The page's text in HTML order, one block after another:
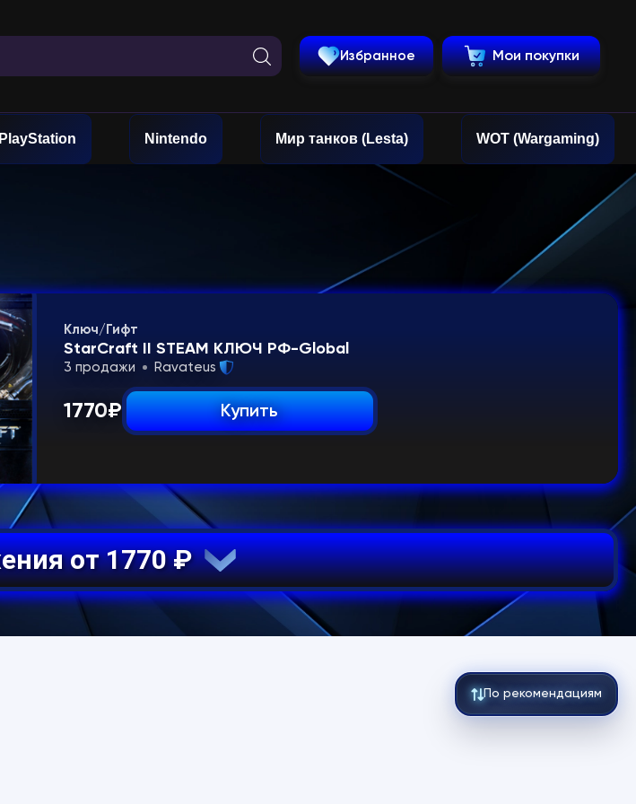
Избранное Мои покупки
PlayStation Nintendo Мир танков (Lesta) WOT (Wargaming)
Ключ/Гифт
StarCraft II STEAM КЛЮЧ РФ-Global
3 продажи Ravateus
1770₽ Купить
Все предложения от 1770 ₽
По рекомендациям